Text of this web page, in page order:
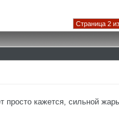
Страница 2
просто кажется, сильной